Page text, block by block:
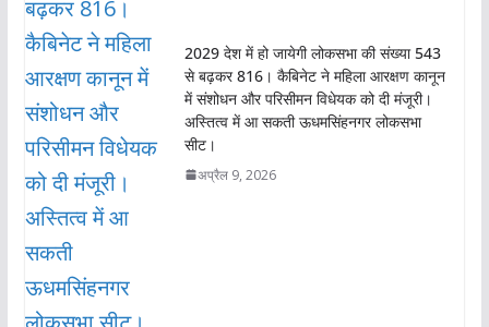
2029 देश में हो जायेगी लोकसभा की संख्या 543
से बढ़कर 816। कैबिनेट ने महिला आरक्षण कानून
में संशोधन और परिसीमन विधेयक को दी मंजूरी।
अस्तित्व में आ सकती ऊधमसिंहनगर लोकसभा
सीट।
अप्रैल 9, 2026